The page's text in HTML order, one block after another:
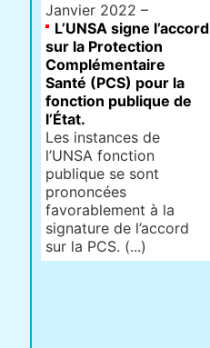
Janvier 2022 –
L’UNSA signe l’accord
sur la Protection
Complémentaire
Santé (PCS) pour la
fonction publique de
l’État.
Les instances de
l’UNSA fonction
publique se sont
prononcées
favorablement à la
signature de l’accord
sur la PCS. (...)